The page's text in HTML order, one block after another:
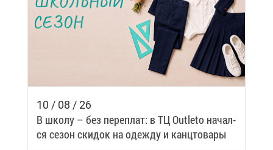
10 / 08 / 26
В шко­лу – без пе­ре­плат: в ТЦ Outleto на­чал­
ся се­зон ски­док на одеж­ду и канц­то­ва­ры